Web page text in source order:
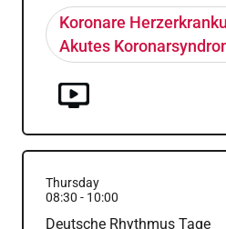
Koronare
Akutes
Thursday
08:30 - 10:00
Deutsche Rhythmus Tage